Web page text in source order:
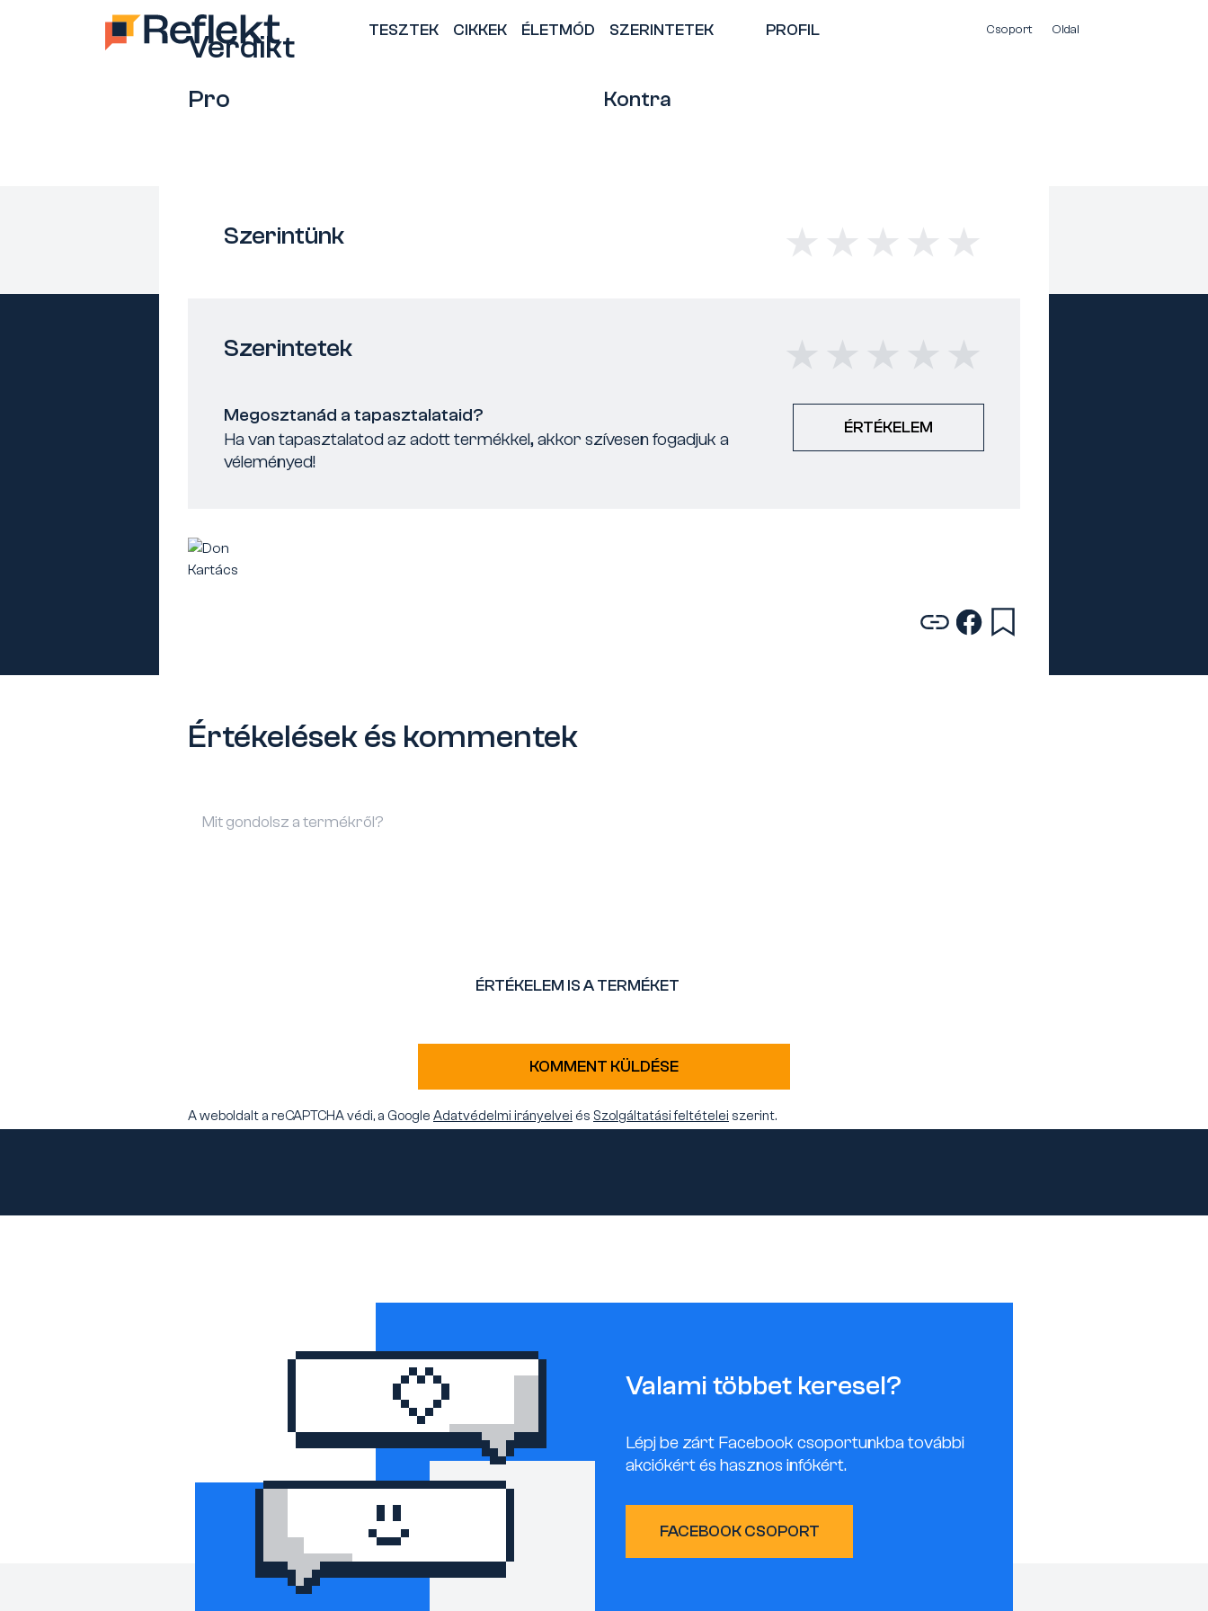
TESZTEK CIKKEK ÉLETMÓD SZERINTETEK PROFIL Csoport Oldal
Verdikt
Pro Kontra
Szerintünk
Szerintetek
Megosztanád a tapasztalataid?
Ha van tapasztalatod az adott termékkel, akkor szívesen fogadjuk a
véleményed!
ÉRTÉKELEM
Értékelések és kommentek
ÉRTÉKELEM IS A TERMÉKET
KOMMENT KÜLDÉSE
A weboldalt a reCAPTCHA védi, a Google Adatvédelmi irányelvei és Szolgáltatási feltételei szerint.
Valami többet keresel?
Lépj be zárt Facebook csoportunkba további
akciókért és hasznos infókért.
FACEBOOK CSOPORT